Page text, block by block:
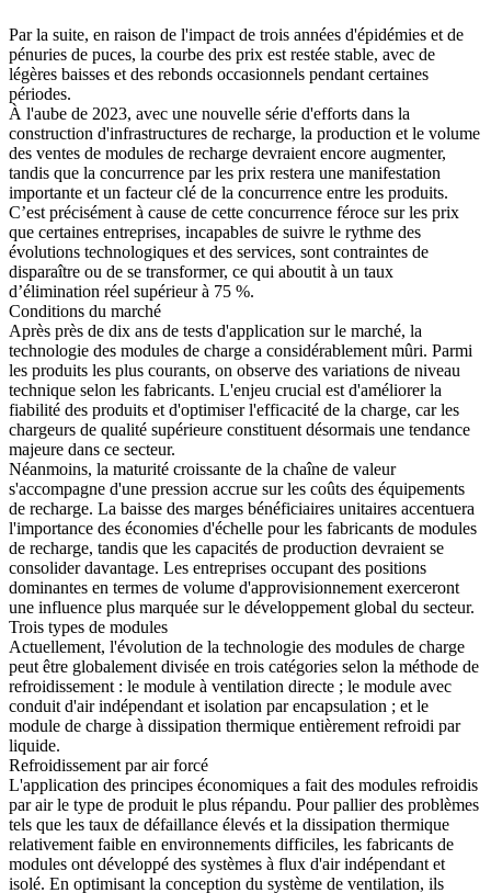
Par la suite, en raison de l'impact de trois années d'épidémies et de
pénuries de puces, la courbe des prix est restée stable, avec de
légères baisses et des rebonds occasionnels pendant certaines
périodes.
À l'aube de 2023, avec une nouvelle série d'efforts dans la
construction d'infrastructures de recharge, la production et le volume
des ventes de modules de recharge devraient encore augmenter,
tandis que la concurrence par les prix restera une manifestation
importante et un facteur clé de la concurrence entre les produits.
C’est précisément à cause de cette concurrence féroce sur les prix
que certaines entreprises, incapables de suivre le rythme des
évolutions technologiques et des services, sont contraintes de
disparaître ou de se transformer, ce qui aboutit à un taux
d’élimination réel supérieur à 75 %.
Conditions du marché
Après près de dix ans de tests d'application sur le marché, la
technologie des modules de charge a considérablement mûri. Parmi
les produits les plus courants, on observe des variations de niveau
technique selon les fabricants. L'enjeu crucial est d'améliorer la
fiabilité des produits et d'optimiser l'efficacité de la charge, car les
chargeurs de qualité supérieure constituent désormais une tendance
majeure dans ce secteur.
Néanmoins, la maturité croissante de la chaîne de valeur
s'accompagne d'une pression accrue sur les coûts des équipements
de recharge. La baisse des marges bénéficiaires unitaires accentuera
l'importance des économies d'échelle pour les fabricants de modules
de recharge, tandis que les capacités de production devraient se
consolider davantage. Les entreprises occupant des positions
dominantes en termes de volume d'approvisionnement exerceront
une influence plus marquée sur le développement global du secteur.
Trois types de modules
Actuellement, l'évolution de la technologie des modules de charge
peut être globalement divisée en trois catégories selon la méthode de
refroidissement : le module à ventilation directe ; le module avec
conduit d'air indépendant et isolation par encapsulation ; et le
module de charge à dissipation thermique entièrement refroidi par
liquide.
Refroidissement par air forcé
L'application des principes économiques a fait des modules refroidis
par air le type de produit le plus répandu. Pour pallier des problèmes
tels que les taux de défaillance élevés et la dissipation thermique
relativement faible en environnements difficiles, les fabricants de
modules ont développé des systèmes à flux d'air indépendant et
isolé. En optimisant la conception du système de ventilation, ils